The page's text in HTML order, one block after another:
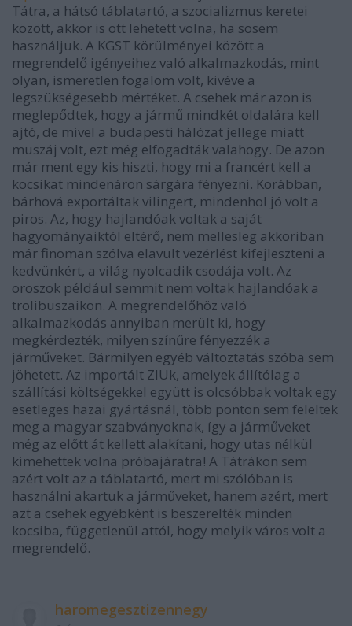
Tátra, a hátsó táblatartó, a szocializmus keretei
között, akkor is ott lehetett volna, ha sosem
használjuk. A KGST körülményei között a
megrendelő igényeihez való alkalmazkodás, mint
olyan, ismeretlen fogalom volt, kivéve a
legszükségesebb mértéket. A csehek már azon is
meglepődtek, hogy a jármű mindkét oldalára kell
ajtó, de mivel a budapesti hálózat jellege miatt
muszáj volt, ezt még elfogadták valahogy. De azon
már ment egy kis hiszti, hogy mi a francért kell a
kocsikat mindenáron sárgára fényezni. Korábban,
bárhová exportáltak vilingert, mindenhol jó volt a
piros. Az, hogy hajlandóak voltak a saját
hagyományaiktól eltérő, nem mellesleg akkoriban
már finoman szólva elavult vezérlést kifejleszteni a
kedvünkért, a világ nyolcadik csodája volt. Az
oroszok például semmit nem voltak hajlandóak a
trolibuszaikon. A megrendelőhöz való
alkalmazkodás annyiban merült ki, hogy
megkérdezték, milyen színűre fényezzék a
járműveket. Bármilyen egyéb változtatás szóba sem
jöhetett. Az importált ZIUk, amelyek állítólag a
szállítási költségekkel együtt is olcsóbbak voltak egy
esetleges hazai gyártásnál, több ponton sem feleltek
meg a magyar szabványoknak, így a járműveket
még az előtt át kellett alakítani, hogy utas nélkül
kimehettek volna próbajáratra! A Tátrákon sem
azért volt az a táblatartó, mert mi szólóban is
használni akartuk a járműveket, hanem azért, mert
azt a csehek egyébként is beszerelték minden
kocsiba, függetlenül attól, hogy melyik város volt a
megrendelő.
haromegesztizennegy